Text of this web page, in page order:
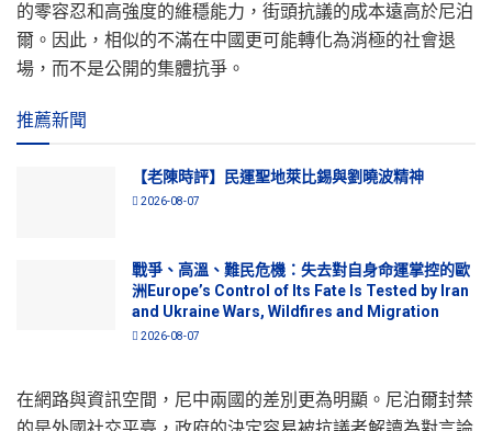
的零容忍和高強度的維穩能力，街頭抗議的成本遠高於尼泊
爾。因此，相似的不滿在中國更可能轉化為消極的社會退
場，而不是公開的集體抗爭。
推薦新聞
【老陳時評】民運聖地萊比錫與劉曉波精神
2026-08-07
戰爭、高溫、難民危機：失去對自身命運掌控的歐
洲Europe’s Control of Its Fate Is Tested by Iran
and Ukraine Wars, Wildfires and Migration
2026-08-07
在網路與資訊空間，尼中兩國的差別更為明顯。尼泊爾封禁